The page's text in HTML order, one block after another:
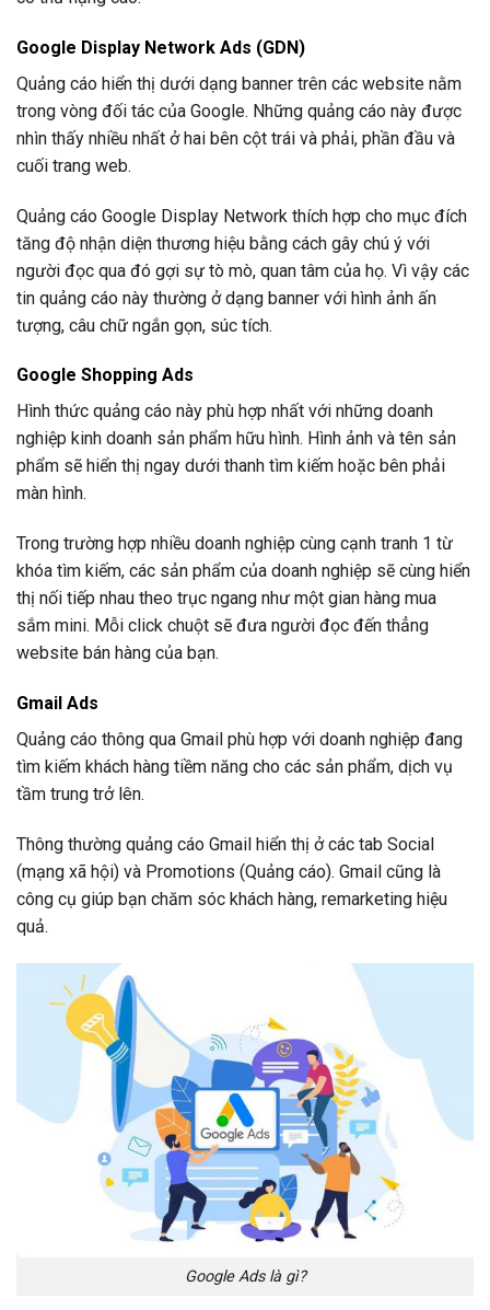
Google Display Network Ads (GDN)
Quảng cáo hiển thị dưới dạng banner trên các website nằm
trong vòng đối tác của Google. Những quảng cáo này được
nhìn thấy nhiều nhất ở hai bên cột trái và phải, phần đầu và
cuối trang web.
Quảng cáo Google Display Network thích hợp cho mục đích
tăng độ nhận diện thương hiệu bằng cách gây chú ý với
người đọc qua đó gợi sự tò mò, quan tâm của họ. Vì vậy các
tin quảng cáo này thường ở dạng banner với hình ảnh ấn
tượng, câu chữ ngắn gọn, súc tích.
Google Shopping Ads
Hình thức quảng cáo này phù hợp nhất với những doanh
nghiệp kinh doanh sản phẩm hữu hình. Hình ảnh và tên sản
phẩm sẽ hiển thị ngay dưới thanh tìm kiếm hoặc bên phải
màn hình.
Trong trường hợp nhiều doanh nghiệp cùng cạnh tranh 1 từ
khóa tìm kiếm, các sản phẩm của doanh nghiệp sẽ cùng hiển
thị nối tiếp nhau theo trục ngang như một gian hàng mua
sắm mini. Mỗi click chuột sẽ đưa người đọc đến thẳng
website bán hàng của bạn.
Gmail Ads
Quảng cáo thông qua Gmail phù hợp với doanh nghiệp đang
tìm kiếm khách hàng tiềm năng cho các sản phẩm, dịch vụ
tầm trung trở lên.
Thông thường quảng cáo Gmail hiển thị ở các tab Social
(mạng xã hội) và Promotions (Quảng cáo). Gmail cũng là
công cụ giúp bạn chăm sóc khách hàng, remarketing hiệu
quả.
Google Ads là gì?